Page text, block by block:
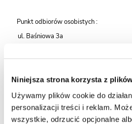
Niniejsza strona korzysta z
Używamy plików cookie do
personalizacji treści i reklam.
wszystkie, odrzucić opcjonalne
Punkt odbiorów osobistych :
ul. Baśniowa 3a
Formularz zapytania
Osoba kontaktowa